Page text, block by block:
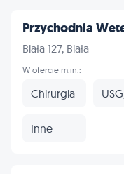
Przychodnia
Biała 127, Biała
W ofercie m.in.:
Chirurgia
Inne